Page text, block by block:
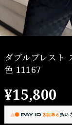
ダブルブレスト
色 11167
¥15,800